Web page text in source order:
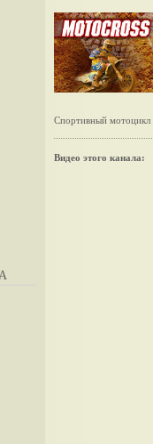
Спортивный мотоцикл
Видео этого канала: